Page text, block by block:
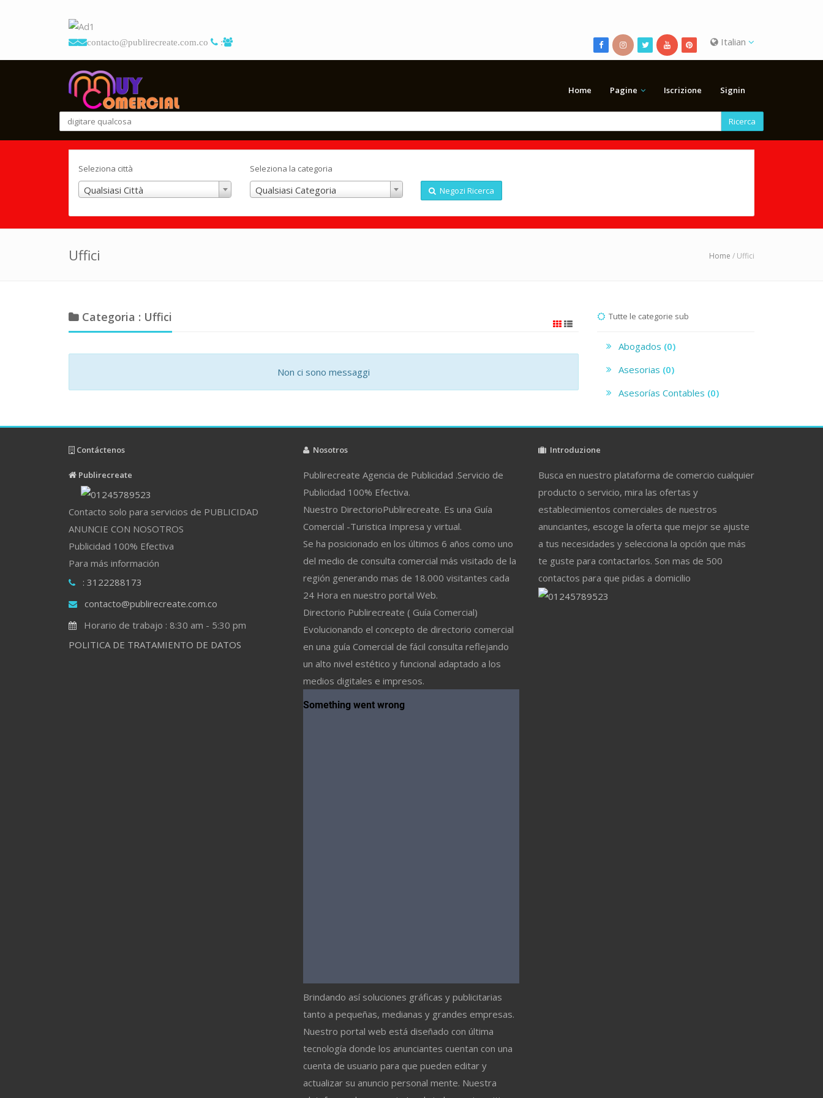
contacto@publirecreate.com.co : Italian
Home Pagine Iscrizione Signin
Ricerca
Seleziona città
Qualsiasi Città
Seleziona la categoria
Qualsiasi Categoria Negozi Ricerca
Uffici Home / Uffici
Categoria : Uffici
Non ci sono messaggi
Tutte le categorie sub
Abogados
(0)
Asesorias
(0)
Asesorías Contables
(0)
Contáctenos
Publirecreate
Contacto solo para servicios de PUBLICIDAD
ANUNCIE CON NOSOTROS
Publicidad 100% Efectiva
Para más información
: 3122288173
contacto@publirecreate.com.co
Horario de trabajo : 8:30 am - 5:30 pm
POLITICA DE TRATAMIENTO DE DATOS
Nosotros
Publirecreate Agencia de Publicidad .Servicio de
Publicidad 100% Efectiva.
Nuestro DirectorioPublirecreate. Es una Guía
Comercial -Turistica Impresa y virtual.
Se ha posicionado en los últimos 6 años como uno
del medio de consulta comercial más visitado de la
región generando mas de 18.000 visitantes cada
24 Hora en nuestro portal Web.
Directorio Publirecreate ( Guía Comercial)
Evolucionando el concepto de directorio comercial
en una guía Comercial de fácil consulta reflejando
un alto nivel estético y funcional adaptado a los
medios digitales e impresos.
Brindando así soluciones gráficas y publicitarias
tanto a pequeñas, medianas y grandes empresas.
Nuestro portal web está diseñado con última
tecnología donde los anunciantes cuentan con una
cuenta de usuario para que pueden editar y
actualizar su anuncio personal mente. Nuestra
Introduzione
Busca en nuestro plataforma de comercio cualquier
producto o servicio, mira las ofertas y
establecimientos comerciales de nuestros
anunciantes, escoge la oferta que mejor se ajuste
a tus necesidades y selecciona la opción que más
te guste para contactarlos. Son mas de 500
contactos para que pidas a domicilio